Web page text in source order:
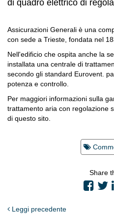
di quadro elettrico di
Assicurazioni Generali è una
con sede a Trieste, fondata nel
Nell'edificio che ospita anche la
installata una centrale di
secondo gli standard Eurovent.
potenza e controllo.
Per maggiori informazioni sulla
trattamento aria con regolazione
di questo sito.
Share
Leggi precedente